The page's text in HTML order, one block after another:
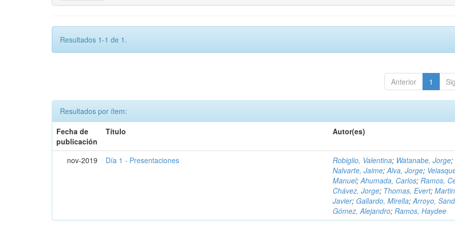
Resultados 1-1 de 1.
Anterior 1
Resultados por ítem:
Fecha de
publicación
Título Autor(es)
nov-2019 Día 1 - Presentaciones Robiglio, Valentina; Watanabe, Jorge;
Nalvarte, Jaime;Alva, Jorge;
Manuel;Ahumada, Carlos;Ramos,
Chávez, Jorge; Thomas, Evert;
Javier; Gallardo, Mirella;Arroyo,
Gómez, Alejandro;Ramos, Haydee